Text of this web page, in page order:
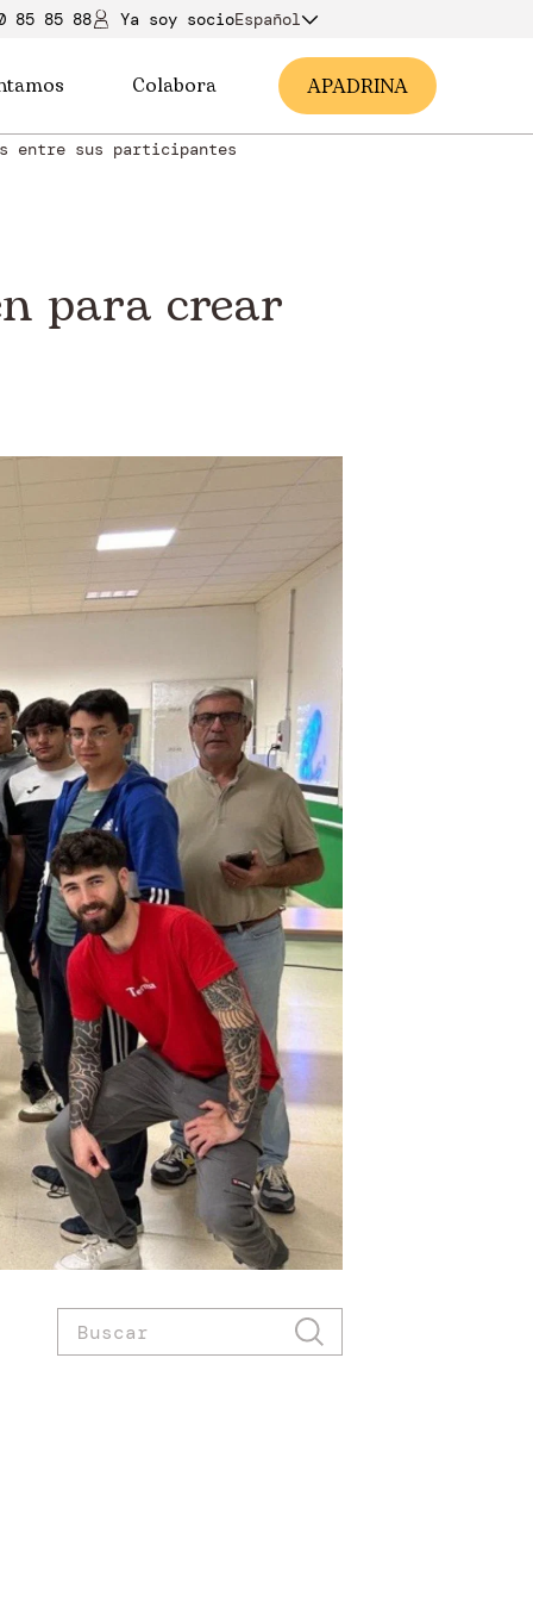
85 85 88 Ya soy socioEspañol
Colabora APADRINA
entre sus participantes
para crear